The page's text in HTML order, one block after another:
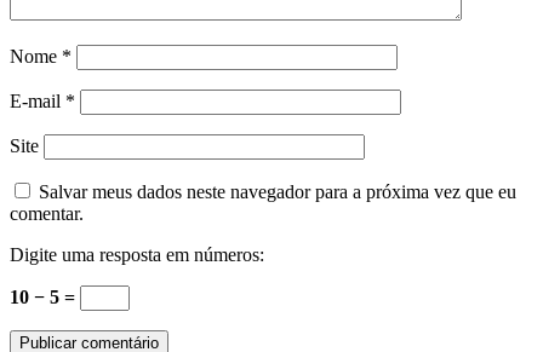
Nome *
E-mail *
Site
Salvar meus dados neste navegador para a próxima vez que eu
comentar.
Digite uma resposta em números:
10 − 5 =